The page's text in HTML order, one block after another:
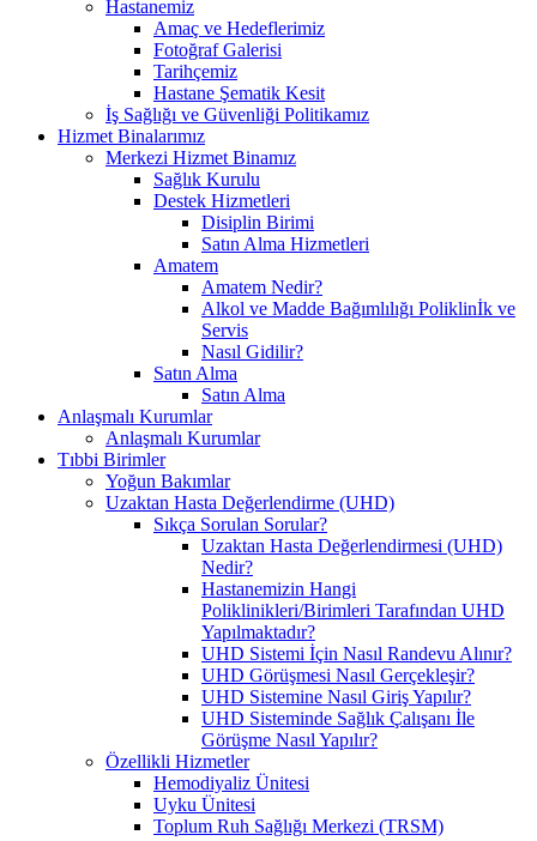
Hastanemiz
Amaç ve Hedeflerimiz
Fotoğraf Galerisi
Tarihçemiz
Hastane Şematik Kesit
İş Sağlığı ve Güvenliği Politikamız
Hizmet Binalarımız
Merkezi Hizmet Binamız
Sağlık Kurulu
Destek Hizmetleri
Disiplin Birimi
Satın Alma Hizmetleri
Amatem
Amatem Nedir?
Alkol ve Madde Bağımlılığı Poliklinİk ve
Servis
Nasıl Gidilir?
Satın Alma
Satın Alma
Anlaşmalı Kurumlar
Anlaşmalı Kurumlar
Tıbbi Birimler
Yoğun Bakımlar
Uzaktan Hasta Değerlendirme (UHD)
Sıkça Sorulan Sorular?
Uzaktan Hasta Değerlendirmesi (UHD)
Nedir?
Hastanemizin Hangi
Poliklinikleri/Birimleri Tarafından UHD
Yapılmaktadır?
UHD Sistemi İçin Nasıl Randevu Alınır?
UHD Görüşmesi Nasıl Gerçekleşir?
UHD Sistemine Nasıl Giriş Yapılır?
UHD Sisteminde Sağlık Çalışanı İle
Görüşme Nasıl Yapılır?
Özellikli Hizmetler
Hemodiyaliz Ünitesi
Uyku Ünitesi
Toplum Ruh Sağlığı Merkezi (TRSM)